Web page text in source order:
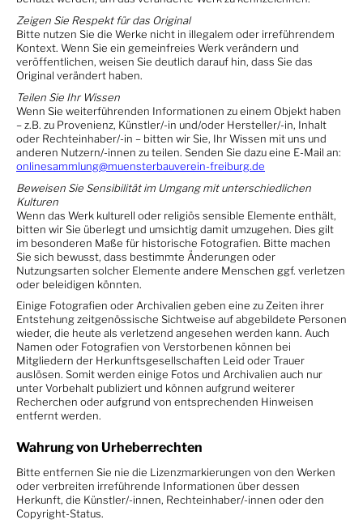
Zeigen Sie Respekt für das Original
Bitte nutzen Sie die Werke nicht in illegalem oder irreführendem
Kontext. Wenn Sie ein gemeinfreies Werk verändern und
veröffentlichen, weisen Sie deutlich darauf hin, dass Sie das
Original verändert haben.
Teilen Sie Ihr Wissen
Wenn Sie weiterführenden Informationen zu einem Objekt haben
– z.B. zu Provenienz, Künstler/-in und/oder Hersteller/-in, Inhalt
oder Rechteinhaber/-in – bitten wir Sie, Ihr Wissen mit uns und
anderen Nutzern/-innen zu teilen. Senden Sie dazu eine E-Mail an:
onlinesammlung@muensterbauverein-freiburg.de
Beweisen Sie Sensibilität im Umgang mit unterschiedlichen
Kulturen
Wenn das Werk kulturell oder religiös sensible Elemente enthält,
bitten wir Sie überlegt und umsichtig damit umzugehen. Dies gilt
im besonderen Maße für historische Fotografien. Bitte machen
Sie sich bewusst, dass bestimmte Änderungen oder
Nutzungsarten solcher Elemente andere Menschen ggf. verletzen
oder beleidigen könnten.
Einige Fotografien oder Archivalien geben eine zu Zeiten ihrer
Entstehung zeitgenössische Sichtweise auf abgebildete Personen
wieder, die heute als verletzend angesehen werden kann. Auch
Namen oder Fotografien von Verstorbenen können bei
Mitgliedern der Herkunftsgesellschaften Leid oder Trauer
auslösen. Somit werden einige Fotos und Archivalien auch nur
unter Vorbehalt publiziert und können aufgrund weiterer
Recherchen oder aufgrund von entsprechenden Hinweisen
entfernt werden.
Wahrung von Urheberrechten
Bitte entfernen Sie nie die Lizenzmarkierungen von den Werken
oder verbreiten irreführende Informationen über dessen
Herkunft, die Künstler/-innen, Rechteinhaber/-innen oder den
Copyright-Status.